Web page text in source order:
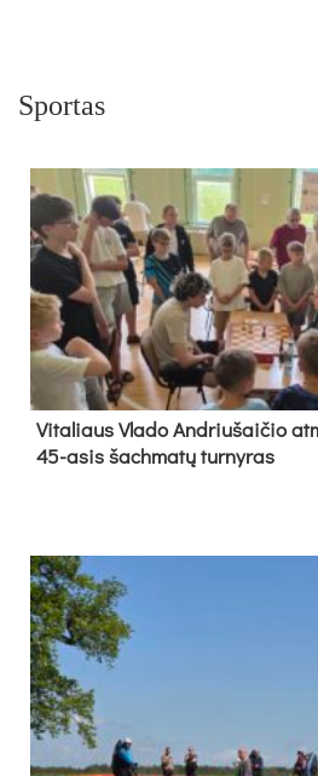
Sportas
Vi­ta­liaus Vla­do And­riu­šai­čio
45-asis šach­ma­tų tur­ny­ras